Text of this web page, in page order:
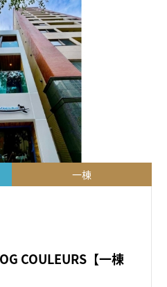
一棟
COULEURS【一棟